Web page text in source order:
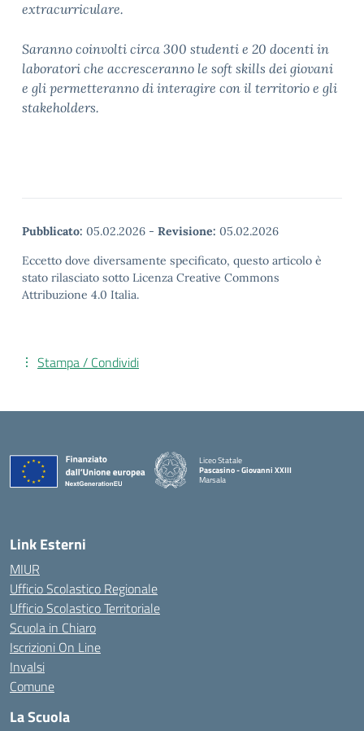
extracurriculare.
Saranno coinvolti circa 300 studenti e 20 docenti in
laboratori che accresceranno le soft skills dei giovani
e gli permetteranno di interagire con il territorio e gli
stakeholders.
Pubblicato: 05.02.2026 - Revisione: 05.02.2026
Eccetto dove diversamente specificato, questo articolo è
stato rilasciato sotto Licenza Creative Commons
Attribuzione 4.0 Italia.
Stampa / Condividi
Liceo Statale
Pascasino - Giovanni XXIII
Marsala
Link Esterni
MIUR
Ufficio Scolastico Regionale
Ufficio Scolastico Territoriale
Scuola in Chiaro
Iscrizioni On Line
Invalsi
Comune
La Scuola